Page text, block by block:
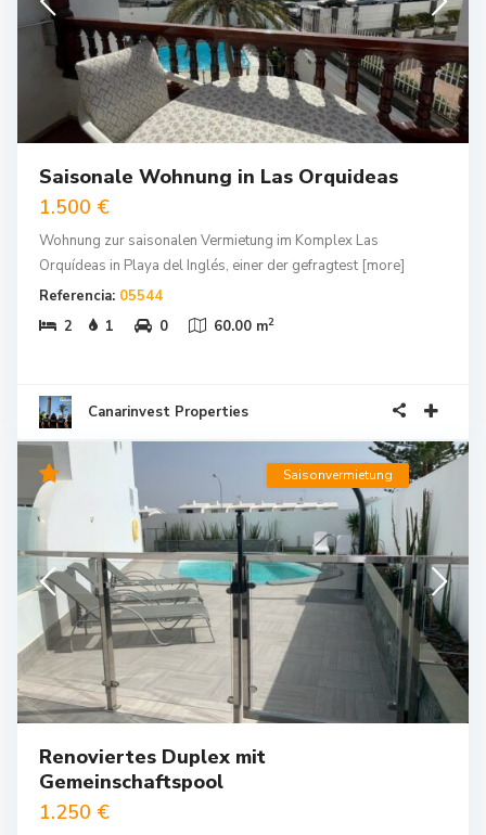
Saisonale Wohnung in Las Orquideas
1.500 €
Wohnung zur saisonalen Vermietung im Komplex Las
Orquídeas in Playa del Inglés, einer der gefragtest [more]
Referencia: 05544
2
1 0 60.00 m2
Canarinvest Properties
Saisonvermietung
Renoviertes Duplex mit
Gemeinschaftspool
1.250 €